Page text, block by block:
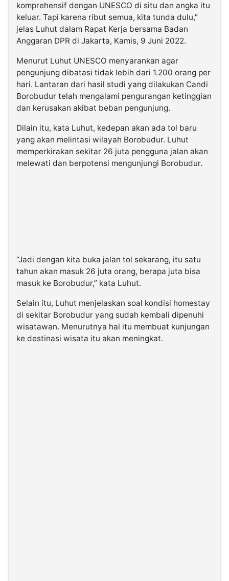
komprehensif dengan UNESCO di situ dan angka itu
keluar. Tapi karena ribut semua, kita tunda dulu,”
jelas Luhut dalam Rapat Kerja bersama Badan
Anggaran DPR di Jakarta, Kamis, 9 Juni 2022.
Menurut Luhut UNESCO menyarankan agar
pengunjung dibatasi tidak lebih dari 1.200 orang per
hari. Lantaran dari hasil studi yang dilakukan Candi
Borobudur telah mengalami pengurangan ketinggian
dan kerusakan akibat beban pengunjung.
Dilain itu, kata Luhut, kedepan akan ada tol baru
yang akan melintasi wilayah Borobudur. Luhut
memperkirakan sekitar 26 juta pengguna jalan akan
melewati dan berpotensi mengunjungi Borobudur.
“Jadi dengan kita buka jalan tol sekarang, itu satu
tahun akan masuk 26 juta orang, berapa juta bisa
masuk ke Borobudur,” kata Luhut.
Selain itu, Luhut menjelaskan soal kondisi homestay
di sekitar Borobudur yang sudah kembali dipenuhi
wisatawan. Menurutnya hal itu membuat kunjungan
ke destinasi wisata itu akan meningkat.